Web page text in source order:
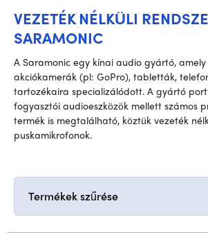
VEZETÉK NÉLKÜLI
SARAMONIC
A Saramonic egy kínai audio gyártó, amely
akciókamerák (pl: GoPro), tabletták,
tartozékaira specializálódott. A gyártó
fogyasztói audioeszközök mellett számos
termék is megtalálható, köztük vezeték
puskamikrofonok.
Termékek szűrése